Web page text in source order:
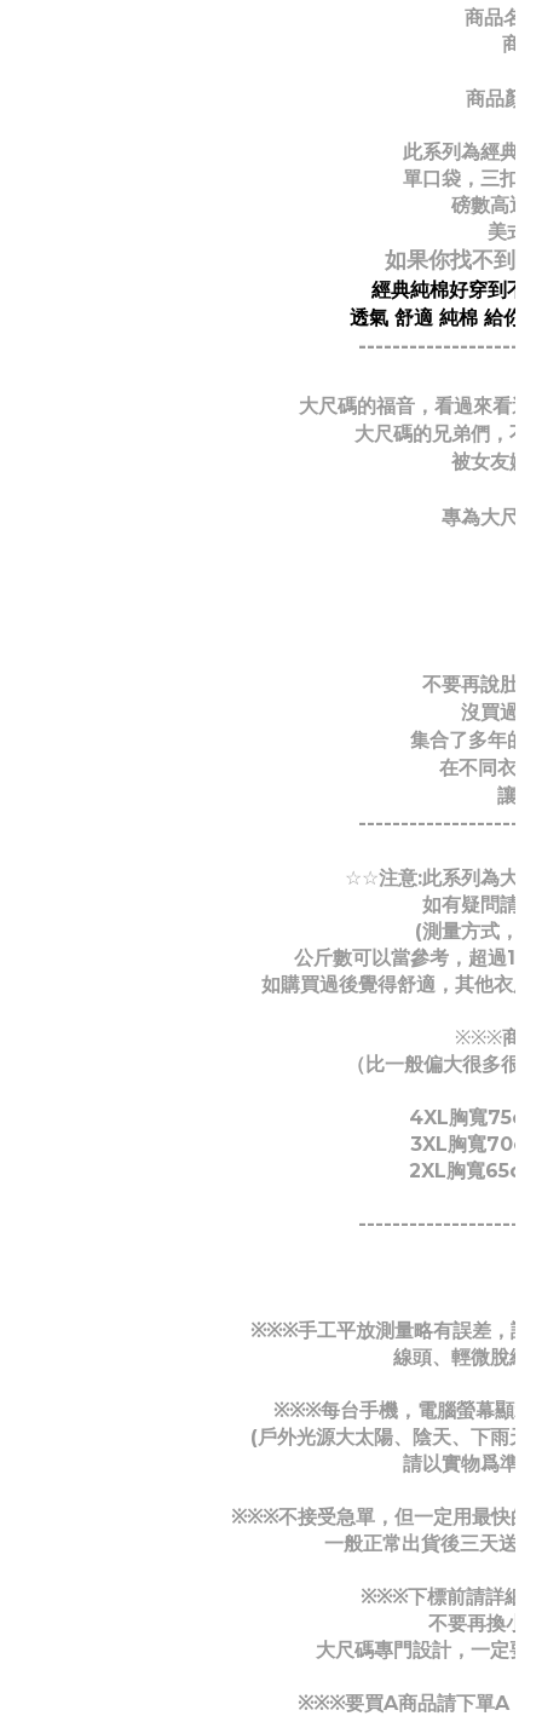
商品名
商
商品顏
此系列為經典
單口袋，三扣
磅數高透
美式
如果你找不到
經典純棉好穿到不
透氣 舒適 純棉 給你
大尺碼的福音，看過來看過
大尺碼的兄弟們，不
被女友嫌
專為大尺
不要再說肚
沒買過
集合了多年的
在不同衣
讓胖
☆☆注意:此系列為大
如有疑問請
(測量方式，
公斤數可以當參考，超過
如購買過後覺得舒適，其他衣
※※※商
（比一般偏大很多很
4XL胸寬
3XL胸寬
2XL胸寬
※※※手工平放測量略有誤差，誤
線頭、輕微脫線
※※※每台手機，電腦螢幕顯示
(戶外光源大太陽、陰天、下雨天
請以實物爲準
※※※不接受急單，但一定用最快的
一般正常出貨後三天送
※※※下標前請詳細
不要再換小
大尺碼專門設計，一定要
※※※要買A商品請下單A，